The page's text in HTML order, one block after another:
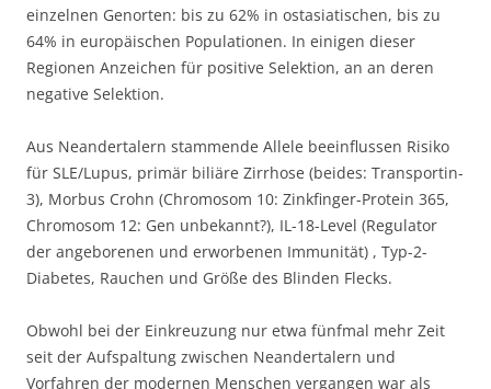
einzelnen Genorten: bis zu 62% in ostasiatischen, bis zu
64% in europäischen Populationen. In einigen dieser
Regionen Anzeichen für positive Selektion, an an deren
negative Selektion.
Aus Neandertalern stammende Allele beeinflussen Risiko
für SLE/Lupus, primär biliäre Zirrhose (beides: Transportin-
3), Morbus Crohn (Chromosom 10: Zinkfinger-Protein 365,
Chromosom 12: Gen unbekannt?), IL-18-Level (Regulator
der angeborenen und erworbenen Immunität) , Typ-2-
Diabetes, Rauchen und Größe des Blinden Flecks.
Obwohl bei der Einkreuzung nur etwa fünfmal mehr Zeit
seit der Aufspaltung zwischen Neandertalern und
Vorfahren der modernen Menschen vergangen war als